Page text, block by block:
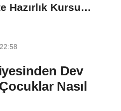
Hazırlık Kursu
Dev
Nasıl